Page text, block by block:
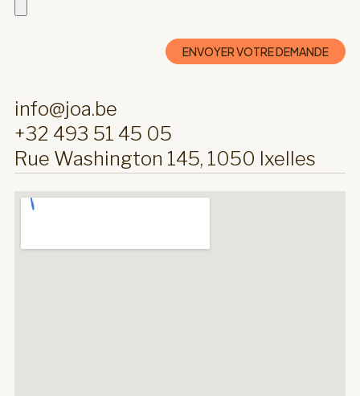
info@joa.be
+32 493 51 45 05
Rue Washington 145, 1050 Ixelles
ENVOYER VOTRE DEMANDE